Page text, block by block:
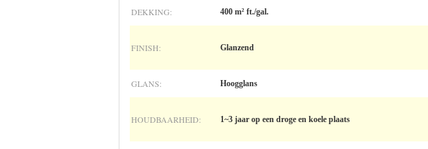
DEKKING: 400 m² ft./gal.
FINISH: Glanzend
GLANS: Hoogglans
HOUDBAARHEID: 1~3 jaar op een droge en koele plaats